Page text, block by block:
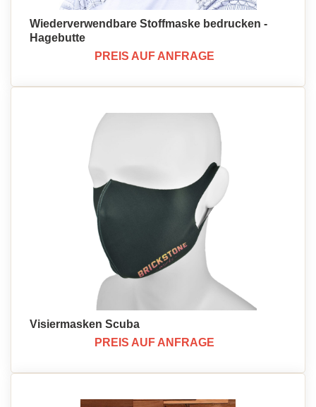
Wiederverwendbare Stoffmaske bedrucken -
Hagebutte
PREIS AUF ANFRAGE
Visiermasken Scuba
PREIS AUF ANFRAGE